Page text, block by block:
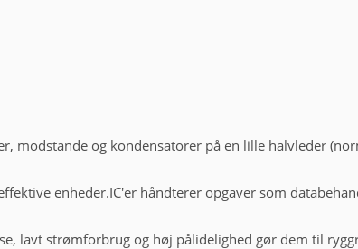
modstande og kondensatorer på en lille halvleder
enheder.IC'er håndterer opgaver som
lavt strømforbrug og høj pålidelighed gør dem til